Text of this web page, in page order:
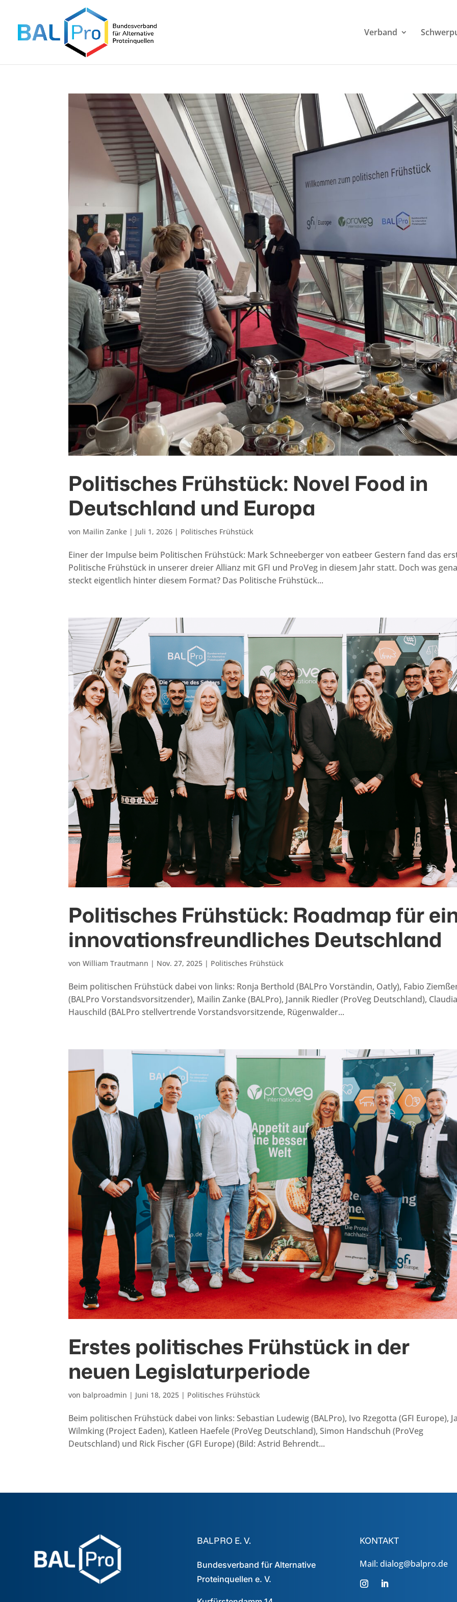
Verband
Politisches Frühstück: Novel Food in
Deutschland und Europa
von Mailin Zanke | Juli 1, 2026 | Politisches Frühstück
Einer der Impulse beim Politischen Frühstück: Mark Schneeberger von eatbeer Gestern fand das
Politische Frühstück in unserer dreier Allianz mit GFI und ProVeg in diesem Jahr statt. Doch was
steckt eigentlich hinter diesem Format? Das Politische Frühstück...
Politisches Frühstück: Roadmap für
innovationsfreundliches Deutschland
vonWilliam Trautmann | Nov. 27, 2025 | Politisches Frühstück
Beim politischen Frühstück dabei von links: Ronja Berthold (BALPro Vorständin, Oatly), Fabio
(BALPro Vorstandsvorsitzender), Mailin Zanke (BALPro), Jannik Riedler (ProVeg Deutschland),
Hauschild (BALPro stellvertrende Vorstandsvorsitzende, Rügenwalder...
Erstes politisches Frühstück in der
neuen Legislaturperiode
von balproadmin | Juni 18, 2025 | Politisches Frühstück
Beim politischen Frühstück dabei von links: Sebastian Ludewig (BALPro), Ivo Rzegotta (GFI Europe),
Wilmking (Project Eaden), Katleen Haefele (ProVeg Deutschland), Simon Handschuh (ProVeg
Deutschland) und Rick Fischer (GFI Europe) (Bild: Astrid Behrendt...
BALPRO E. V.
Bundesverband für Alternative
Proteinquellen e. V.
KONTAKT
Mail: dialog@balpro.de